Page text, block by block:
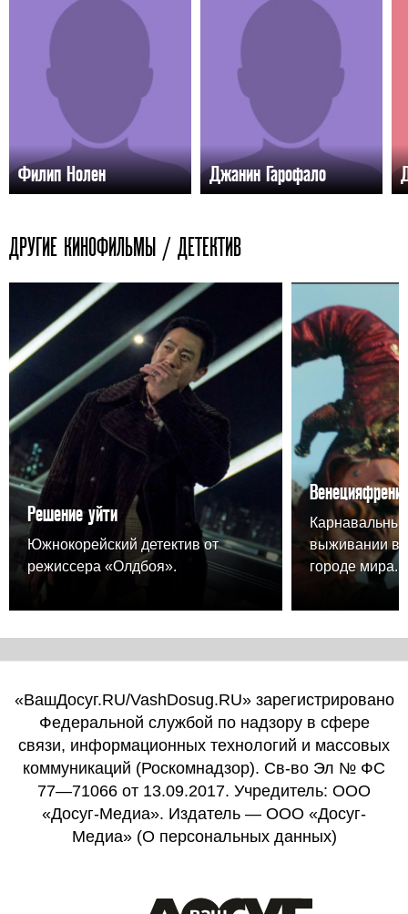
Филип Нолен Джанин Гарофало
ДРУГИЕ КИНОФИЛЬМЫ / ДЕТЕКТИВ
Решение уйти
Южнокорейский детектив от
режиссера «Олдбоя».
выживании в
городе мира.
«ВашДосуг.RU/VashDosug.RU» зарегистрировано
Федеральной службой по надзору в сфере
связи, информационных технологий и массовых
коммуникаций (Роскомнадзор). Св-во Эл № ФС
77—71066 от 13.09.2017. Учредитель: ООО
«Досуг-Медиа». Издатель — ООО «Досуг-
Медиа» (О персональных данных)